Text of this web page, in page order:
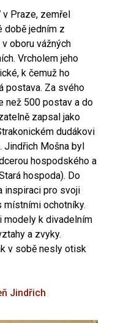
v Praze, zemřel
době jedním z
oboru vážných
Vrcholem jeho
k čemuž ho
postava. Za svého
než 500 postav a do
zapsal jako
dudákovi
Jindřich Mošna byl
hospodského a
hospoda). Do
inspiraci pro svoji
místními ochotníky.
modely k divadelním
a zvyky.
v sobě nesly otisk
Jindřich